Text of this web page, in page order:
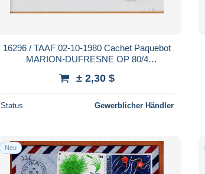
16296 / TAAF 02-10-1980 Cachet Paquebot
MARION-DUFRESNE OP 80/4
KERGUELEN T.A.A.F
± 2,30 $
Status Gewerblicher Händler
Neu